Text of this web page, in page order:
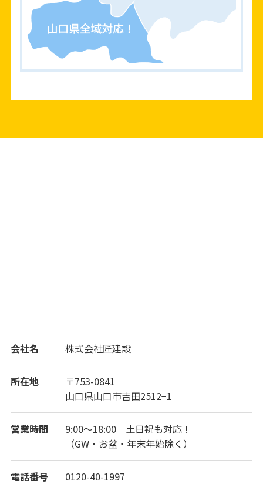
会社名 株式会社匠建設
所在地
〒753-0841
山口県山口市吉田2512−1
営業時間
9:00～18:00 土日祝も対応 !
（GW・お盆・年末年始除く）
電話番号 0120-40-1997